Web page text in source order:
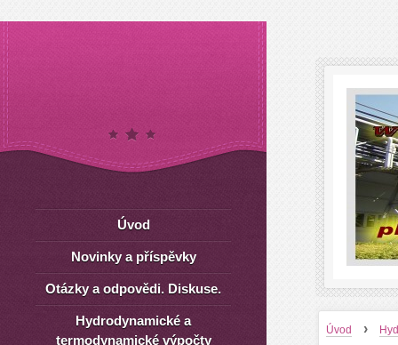
Úvod ›
Úvod
Novinky a příspěvky
Otázky a odpovědi. Diskuse.
Hydrodynamické a
termodynamické výpočty